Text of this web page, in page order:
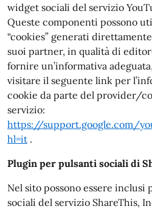
widget sociali del servizio
Queste componenti possono
“cookies” generati
suoi partner, in qualità di
fornire un’informativa
visitare il seguente link per
cookie da parte del provider/
servizio:
https://support.google.com/
hl=it .
Plugin per pulsanti sociali di
Nel sito possono essere
sociali del servizio ShareThis,